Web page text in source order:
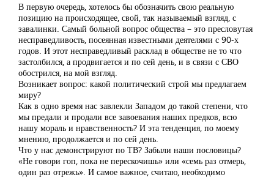
В первую очередь, хотелось бы обозначить свою реальную
позицию на происходящее, свой, так называемый взгляд, с
завалинки. Самый больной вопрос общества – это пресловутая
несправедливость, посеянная известными деятелями с 90-х
годов. И этот несправедливый расклад в обществе не то что
застолбился, а продвигается и по сей день, и в связи с СВО
обострился, на мой взгляд.
Возникает вопрос: какой политический строй мы предлагаем
миру?
Как в одно время нас завлекли Западом до такой степени, что
мы предали и продали все завоевания наших предков, всю
нашу мораль и нравственность? И эта тенденция, по моему
мнению, продолжается и по сей день.
Что у нас демонстрируют по ТВ? Забыли наши пословицы?
«Не говори гоп, пока не перескочишь» или «семь раз отмерь,
один раз отрежь». И самое важное, считаю, необходимо